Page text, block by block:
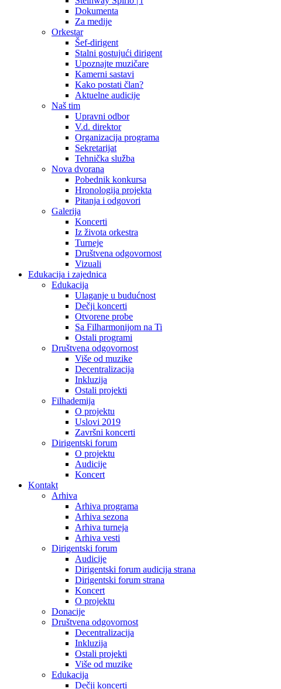
Dokumenta
Za medije
Orkestar
Šef-dirigent
Stalni gostujući dirigent
Upoznajte muzičare
Kamerni sastavi
Kako postati član?
Aktuelne audicije
Naš tim
Upravni odbor
V.d. direktor
Organizacija programa
Sekretarijat
Tehnička služba
Nova dvorana
Pobednik konkursa
Hronologija projekta
Pitanja i odgovori
Galerija
Koncerti
Iz života orkestra
Turneje
Društvena odgovornost
Vizuali
Edukacija i zajednica
Edukacija
Ulaganje u budućnost
Dečji koncerti
Otvorene probe
Sa Filharmonijom na Ti
Ostali programi
Društvena odgovornost
Više od muzike
Decentralizacija
Inkluzija
Ostali projekti
Filhademija
O projektu
Uslovi 2019
Završni koncerti
Dirigentski forum
O projektu
Audicije
Koncert
Kontakt
Arhiva
Arhiva programa
Arhiva sezona
Arhiva turneja
Arhiva vesti
Dirigentski forum
Audicije
Dirigentski forum audicija strana
Dirigentski forum strana
Koncert
O projektu
Donacije
Društvena odgovornost
Decentralizacija
Inkluzija
Ostali projekti
Više od muzike
Edukacija
Dečji koncerti